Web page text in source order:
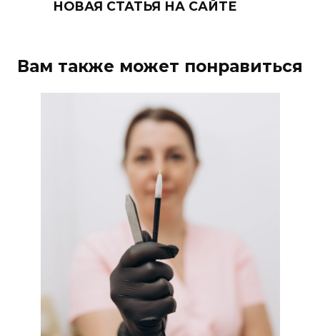
НОВАЯ СТАТЬЯ НА САЙТЕ
Вам также может понравиться